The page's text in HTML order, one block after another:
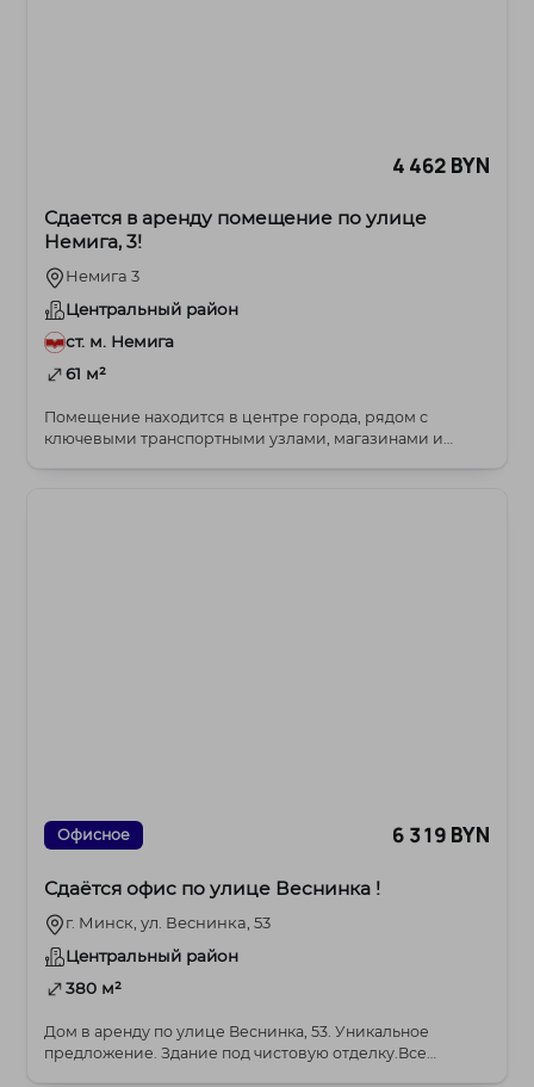
4 462 BYN
Сдается в аренду помещение по улице
Немига, 3!
Немига 3
Центральный район
ст. м. Немига
61 м²
Помещение находится в центре города, рядом с
ключевыми транспортными узлами, магазинами и
Офисное 6 319 BYN
Сдаётся офис по улице Веснинка !
г. Минск, ул. Веснинка, 53
Центральный район
380 м²
Дом в аренду по улице Веснинка, 53. Уникальное
предложение. Здание под чистовую отделку.Все